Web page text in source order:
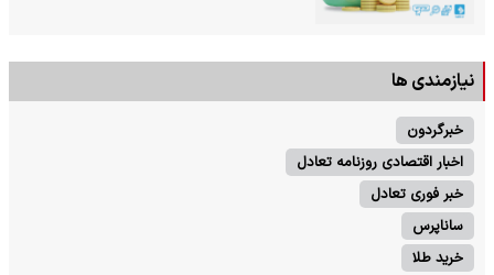
نیازمندی ها
خبرگردون
اخبار اقتصادی روزنامه تعادل
خبر فوری تعادل
ساناپرس
خرید طلا